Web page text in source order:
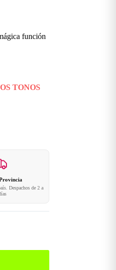
función
TONOS
Despachos de 2 a